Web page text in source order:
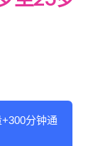
分钟通